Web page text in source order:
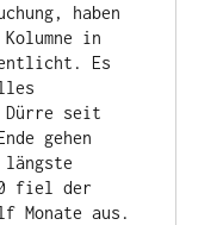
haben
in
Es
Dürre seit
gehen
fiel der
Monate aus.